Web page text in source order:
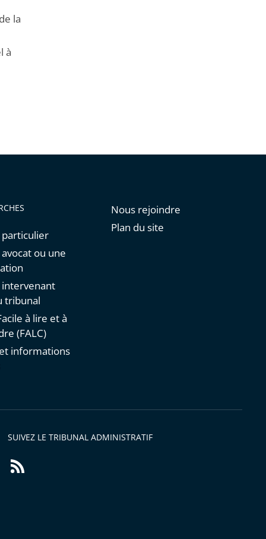
la
à
particulier
avocat ou une
intervenant
tribunal
à lire et à
(FALC)
informations
Nous rejoindre
Plan du site
SUIVEZ LE TRIBUNAL ADMINISTRATIF
Flux
RSS